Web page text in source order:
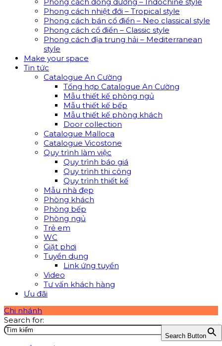
Phong cách nhiệt đới – Tropical style
Phong cách bán cổ điển – Neo classical style
Phong cách cổ điển – Classic style
Phong cách địa trung hải – Mediterranean
style
Make your space
Tin tức
Catalogue An Cường
Tổng hợp Catalogue An Cường
Mẫu thiết kế phòng ngủ
Mẫu thiết kế bếp
Mẫu thiết kế phòng khách
Door collection
Catalogue Malloca
Catalogue Vicostone
Quy trình làm việc
Quy trình báo giá
Quy trình thi công
Quy trình thiết kế
Mẫu nhà đẹp
Phòng khách
Phòng bếp
Phòng ngủ
Trẻ em
WC
Giặt phơi
Tuyển dụng
Link ứng tuyển
Video
Tư vấn khách hàng
Ưu đãi
Chi nhánh
Search for:
Search Button